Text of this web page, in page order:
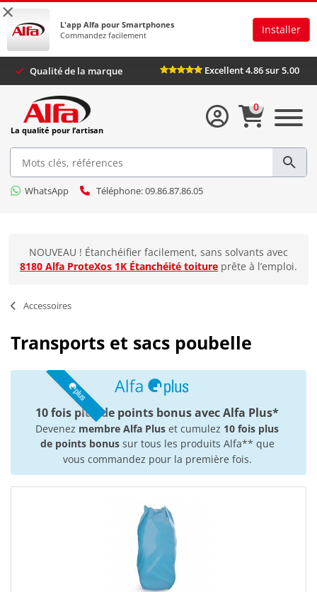
×
L'app Alfa pour Smartphones
Commandez facilement
Installer
Qualité de la marque Excellent 4.86 sur
La qualité pour l’artisan
WhatsApp Téléphone: 09.86.87.86.05
0
NOUVEAU ! Étanchéifier facilement, sans solvants avec
8180 Alfa ProteXos 1K Étanchéité toiture prête à l’emploi.
Accessoires
Transports et sacs poubelle
10 fois plus de points bonus avec Alfa Plus*
Devenez membre Alfa Plus et cumulez 10 fois plus
de points bonussur tous les produits Alfa** que
vous commandez pour la première fois.